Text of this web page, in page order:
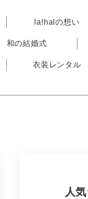
la!halの想い
和の結婚式
衣装レンタル
人